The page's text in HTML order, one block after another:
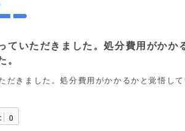
ていただきました。処分費用がか
。
だきました。処分費用がかかるかと覚悟し
0